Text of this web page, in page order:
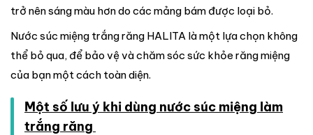
trở nên sáng màu hơn do các mảng bám được loại bỏ.
Nước súc miệng trắng răng HALITA là một lựa chọn không
thể bỏ qua, để bảo vệ và chăm sóc sức khỏe răng miệng
của bạn một cách toàn diện.
Một số lưu ý khi dùng nước súc miệng làm
trắng răng